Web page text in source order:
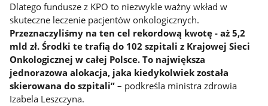
Dlatego fundusze z KPO to niezwykle ważny wkład w
skuteczne leczenie pacjentów onkologicznych.
Przeznaczyliśmy na ten cel rekordową kwotę - aż 5,2
mld zł. Środki te trafią do 102 szpitali z Krajowej Sieci
Onkologicznej w całej Polsce. To największa
jednorazowa alokacja, jaka kiedykolwiek została
skierowana do szpitali”– podkreśla ministra zdrowia
Izabela Leszczyna.